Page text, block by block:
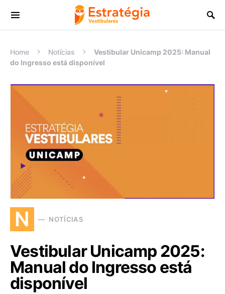
Procurar:
Home Notícias
Vestibular Unicamp 2025: Manual
do Ingresso está disponível
N NOTÍCIAS
Vestibular Unicamp 2025:
Manual do Ingresso está
disponível